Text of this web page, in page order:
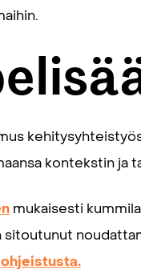
kontekstin ja
mukaisesti